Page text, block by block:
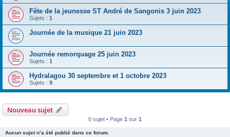
Fête de la jeunesse ST André de Sangonis 3 juin 2023
Sujets : 1
Journée de la musique 21 juin 2023
Journée remorquage 25 juin 2023
Sujets : 1
Hydralagou 30 septembre et 1 octobre 2023
Sujets : 9
Nouveau sujet
0 sujet • Page 1 sur 1
Aucun sujet n’a été publié dans ce forum.